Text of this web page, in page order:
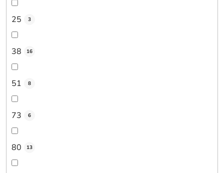
25 3
38 16
51 8
73 6
80 13